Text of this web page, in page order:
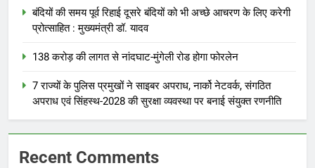
बंदियों की समय पूर्व रिहाई दूसरे बंदियों को भी अच्छे आचरण के लिए करेगी
प्रोत्साहित : मुख्यमंत्री डॉ. यादव
138 करोड़ की लागत से नांदघाट-मुंगेली रोड होगा फोरलेन
7 राज्यों के पुलिस प्रमुखों ने साइबर अपराध, नार्को नेटवर्क, संगठित
अपराध एवं सिंहस्थ-2028 की सुरक्षा व्यवस्था पर बनाई संयुक्त रणनीति
Recent Comments